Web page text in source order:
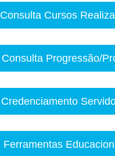
Consulta Cursos
Consulta Progressão/
Credenciamento
Ferramentas